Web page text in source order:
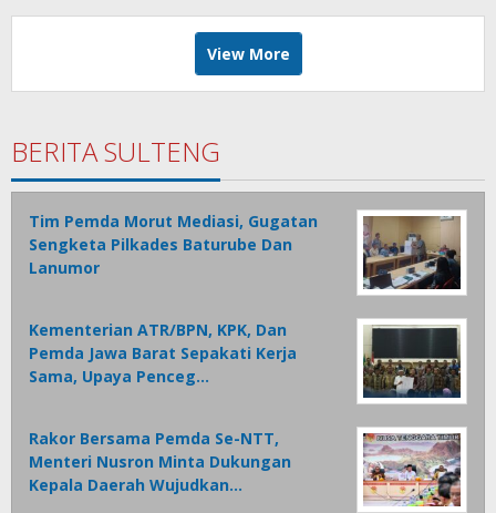
View More
BERITA SULTENG
Tim Pemda Morut Mediasi, Gugatan
Sengketa Pilkades Baturube Dan
Lanumor
Kementerian ATR/BPN, KPK, Dan
Pemda Jawa Barat Sepakati Kerja
Sama, Upaya Penceg…
Rakor Bersama Pemda Se-NTT,
Menteri Nusron Minta Dukungan
Kepala Daerah Wujudkan…